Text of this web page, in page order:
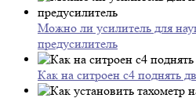
Можно ли усилитель для
предусилитель
Как на ситроен с4 поднять